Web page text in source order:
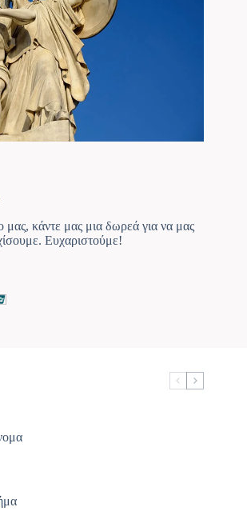
μας, κάντε μας μια δωρεά για να μας
Ευχαριστούμε!